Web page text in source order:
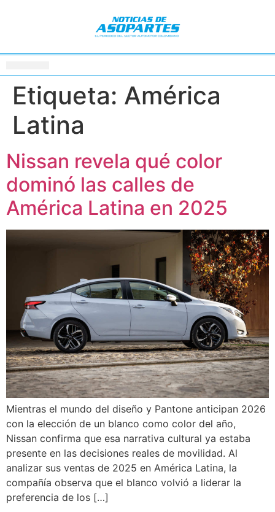
Etiqueta: América
Latina
Nissan revela qué color
dominó las calles de
América Latina en 2025
Mientras el mundo del diseño y Pantone anticipan 2026
con la elección de un blanco como color del año,
Nissan confirma que esa narrativa cultural ya estaba
presente en las decisiones reales de movilidad. Al
analizar sus ventas de 2025 en América Latina, la
compañía observa que el blanco volvió a liderar la
preferencia de los […]